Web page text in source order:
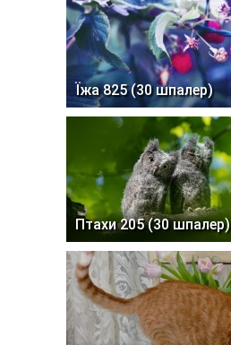
Їжа 825 (30 шпалер)
Птахи 205 (30 шпалер)